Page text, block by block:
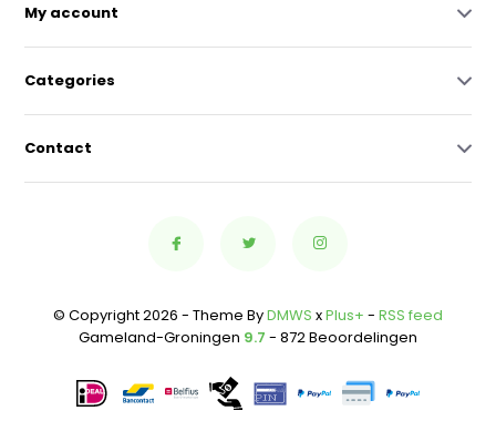
My account
Categories
Contact
© Copyright 2026 - Theme ByDMWS xPlus+ - RSS feed
Gameland-Groningen 9.7 - 872 Beoordelingen